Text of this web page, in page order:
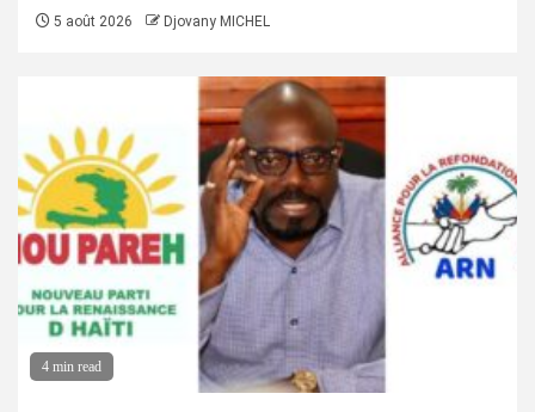
5 août 2026 Djovany MICHEL
4 min read